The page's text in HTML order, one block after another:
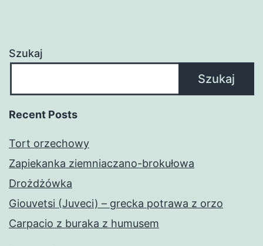
Szukaj
Szukaj
Recent Posts
Tort orzechowy
Zapiekanka ziemniaczano-brokułowa
Drożdżówka
Giouvetsi (Juveci) – grecka potrawa z orzo
Carpacio z buraka z humusem